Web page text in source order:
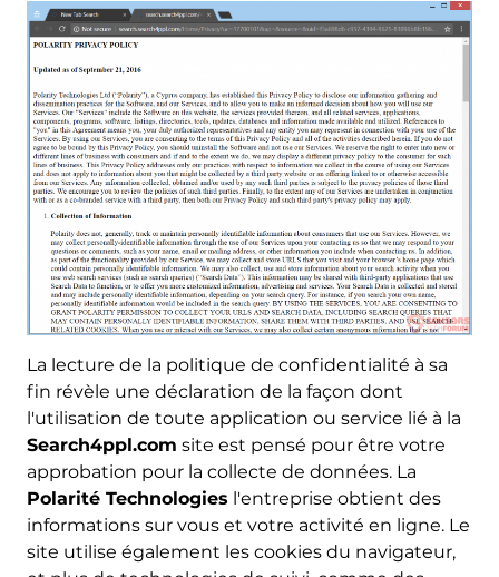
La lecture de la politique de confidentialité à sa
fin révèle une déclaration de la façon dont
l'utilisation de toute application ou service lié à la
Search4ppl.com site est pensé pour être votre
approbation pour la collecte de données. La
Polarité Technologies l'entreprise obtient des
informations sur vous et votre activité en ligne. Le
site utilise également les cookies du navigateur,